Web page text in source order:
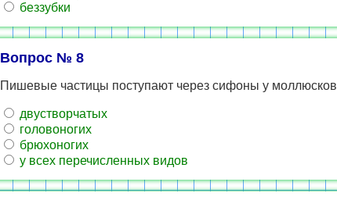
беззубки
Вопрос № 8
Пишевые частицы поступают через сифоны у моллюсков
двустворчатых
головоногих
брюхоногих
у всех перечисленных видов